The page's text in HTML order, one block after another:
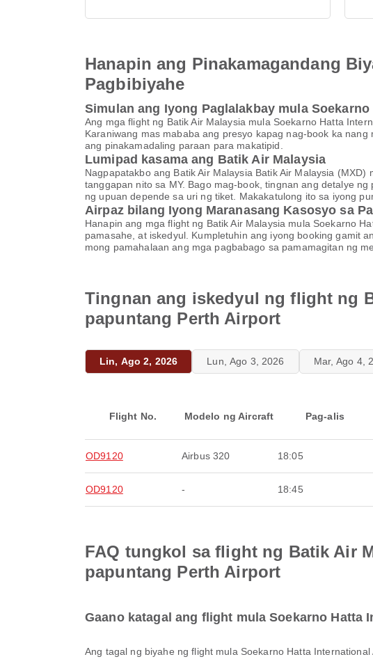
Hanapin ang Pinakamagandang
Pagbibiyahe
Simulan ang Iyong Paglalakbay mula
Ang mga flight ng Batik Air Malaysia mula Soekarno Hatta
Karaniwang mas mababa ang presyo kapag nag-book ka
ang pinakamadaling paraan para makatipid.
Lumipad kasama ang Batik Air Malaysia
Nagpapatakbo ang Batik Air Malaysia Batik Air Malaysia
tanggapan nito sa MY. Bago mag-book, tingnan ang detalye
ng upuan depende sa uri ng tiket. Makakatulong ito sa iyong
Airpaz bilang Iyong Maranasang Kasosyo sa
Hanapin ang mga flight ng Batik Air Malaysia mula Soekarno
pamasahe, at iskedyul. Kumpletuhin ang iyong booking gamit
mong pamahalaan ang mga pagbabago sa pamamagitan ng
Tingnan ang iskedyul ng flight ng
papuntang Perth Airport
Lin, Ago 2, 2026 Lun, Ago 3, 2026 Mar, Ago 4,
Flight No. Modelo ng Aircraft Pag-alis
OD9120 Airbus 320 18:05
OD9120 - 18:45
FAQ tungkol sa flight ng Batik Air
papuntang Perth Airport
Gaano katagal ang flight mula Soekarno
Ang tagal ng biyahe ng flight mula Soekarno Hatta